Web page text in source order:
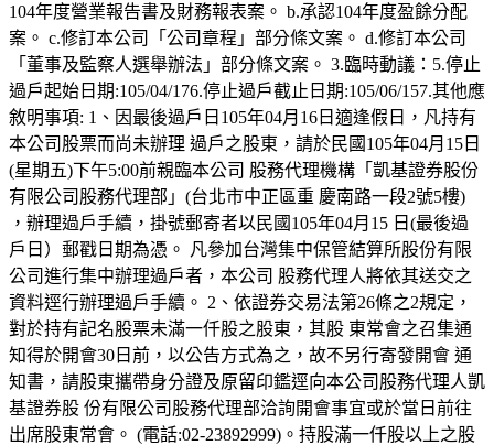
104年度營業報告書及財務報表案。 b.承認104年度盈餘分配
案。 c.修訂本公司「公司章程」部分條文案。 d.修訂本公司
「董事及監察人選舉辦法」部分條文案。 3.臨時動議：5.停止
過戶起始日期:105/04/176.停止過戶截止日期:105/06/157.其他應
敘明事項: 1、因最後過戶日105年04月16日適逢假日，凡持有
本公司股票而尚未辦理 過戶之股東，請於民國105年04月15日
(星期五)下午5:00前親臨本公司 股務代理機構「凱基證券股份
有限公司股務代理部」(台北市中正區重 慶南路一段2號5樓)
，辦理過戶手續，掛號郵寄者以民國105年04月15 日(最後過
戶日）郵戳日期為憑。 凡參加台灣集中保管結算所股份有限
公司進行集中辦理過戶者，本公司 股務代理人將依其送交之
資料逕行辦理過戶手續。 2、依證券交易法第26條之2規定，
對於持有記名股票未滿一仟股之股東，其股 東常會之召集通
知得於開會30日前，以公告方式為之，故不另行寄發開會 通
知書，請股東攜帶身分證及原留印鑑逕向本公司股務代理人凱
基證券股 份有限公司股務代理部洽詢開會事宜或於當日前往
出席股東常會。 (電話:02-23892999)。持股滿一仟股以上之股